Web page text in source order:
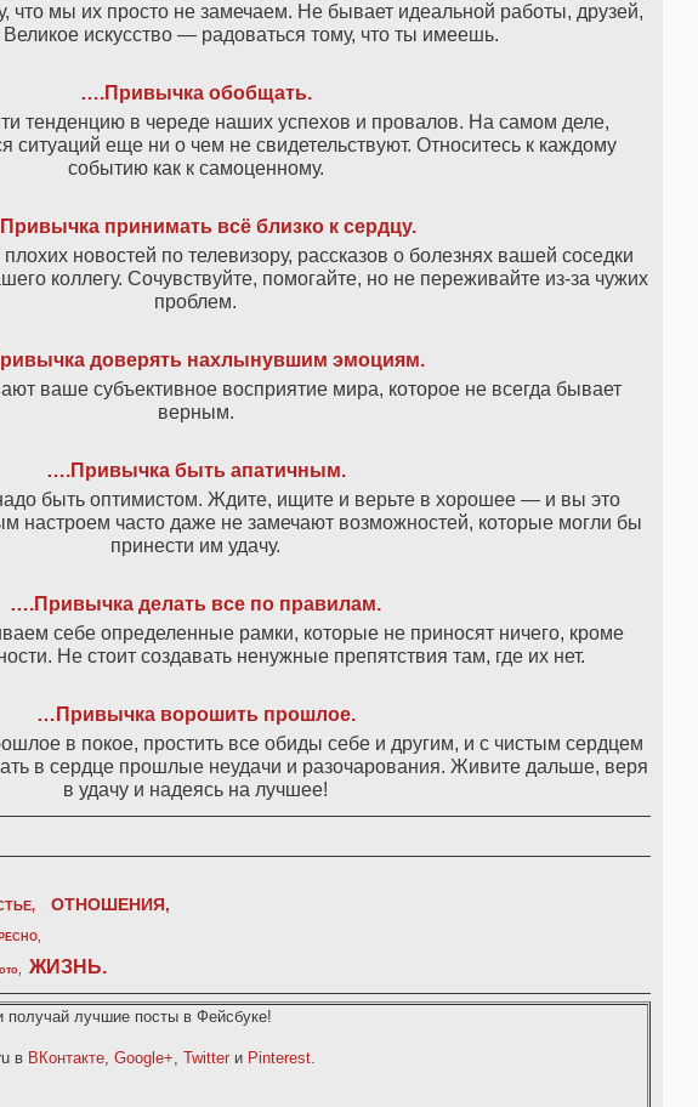
что мы их просто не замечаем. Не бывает идеальной работы, друзей,
искусство — радоваться тому, что ты имеешь.
….Привычка обобщать.
тенденцию в череде наших успехов и провалов. На самом деле,
ситуаций еще ни о чем не свидетельствуют. Относитесь к каждому
событию как к самоценному.
принимать всё близко к сердцу.
новостей по телевизору, рассказов о болезнях вашей соседки
коллегу. Сочувствуйте, помогайте, но не переживайте из-за чужих
проблем.
доверять нахлынувшим эмоциям.
ваше субъективное восприятие мира, которое не всегда бывает
верным.
….Привычка быть апатичным.
быть оптимистом. Ждите, ищите и верьте в хорошее — и вы это
настроем часто даже не замечают возможностей, которые могли бы
принести им удачу.
….Привычка делать все по правилам.
себе определенные рамки, которые не приносят ничего, кроме
Не стоит создавать ненужные препятствия там, где их нет.
…Привычка ворошить прошлое.
в покое, простить все обиды себе и другим, и с чистым сердцем
в сердце прошлые неудачи и разочарования. Живите дальше, веря
в удачу и надеясь на лучшее!
ОТНОШЕНИЯ,
,
, ЖИЗНЬ.
лучшие посты в Фейсбуке!
в ВКонтакте, Google+, Twitter и Pinterest.